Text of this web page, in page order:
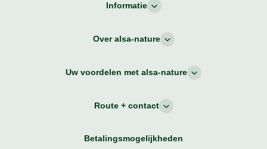
Informatie
Over alsa-nature
Uw voordelen met alsa-nature
Route + contact
Betalingsmogelijkheden